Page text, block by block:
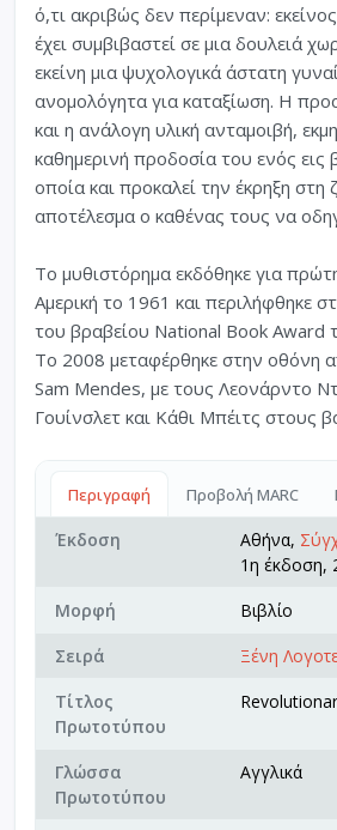
ό,τι ακριβώς δεν περίμεναν:
έχει συμβιβαστεί σε μια δουλειά
εκείνη μια ψυχολογικά άστατη
ανομολόγητα για καταξίωση. Η
και η ανάλογη υλική ανταμοιβή,
καθημερινή προδοσία του ενός
οποία και προκαλεί την έκρηξη στη
αποτέλεσμα ο καθένας τους να
Το μυθιστόρημα εκδόθηκε για
Αμερική το 1961 και περιλήφθηκε
του βραβείου National Book Award
Το 2008 μεταφέρθηκε στην οθόνη
Sam Mendes, με τους Λεονάρντο
Γουίνσλετ και Κάθι Μπέιτς στους
Περιγραφή Προβολή MARC
Έκδοση Αθήνα,
1η έκδοση,
Μορφή
Βιβλίο
Σειρά
Ξένη
Τίτλος
Πρωτοτύπου
Γλώσσα
Πρωτοτύπου
Αγγλικά